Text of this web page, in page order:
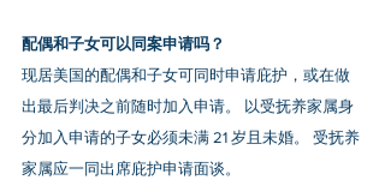
配偶和子女可以同案申请吗？
现居美国的配偶和子女可同时申请庇护，或在做
出最后判决之前随时加入申请。 以受抚养家属身
分加入申请的子女必须未满 21 岁且未婚。 受抚养
家属应一同出席庇护申请面谈。